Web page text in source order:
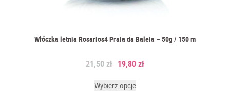
Włóczka letnia Rosarios4 Praia da Baleia – 50g / 150 m
21,50zł 19,80zł
Wybierz opcje